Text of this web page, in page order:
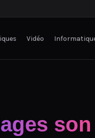
Vidéo
son